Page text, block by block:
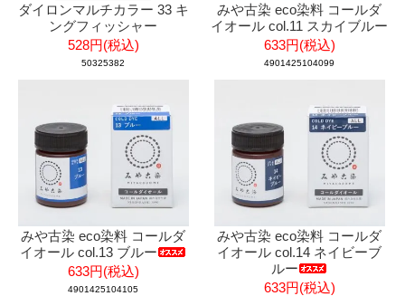
ダイロンマルチカラー 33 キ
ングフィッシャー
528円(税込)
50325382
みや古染 eco染料 コールダ
イオール col.11 スカイブルー
633円(税込)
4901425104099
みや古染 eco染料 コールダ
イオール col.13 ブルー
633円(税込)
4901425104105
みや古染 eco染料 コールダ
イオール col.14 ネイビーブ
ルー
633円(税込)